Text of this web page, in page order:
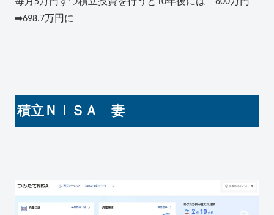
➡698.7万円に
積立ＮＩＳＡ 妻